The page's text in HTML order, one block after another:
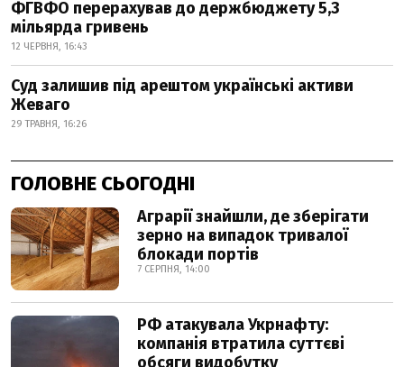
ФГВФО перерахував до держбюджету 5,3
мільярда гривень
12 ЧЕРВНЯ, 16:43
Суд залишив під арештом українські активи
Жеваго
29 ТРАВНЯ, 16:26
ГОЛОВНЕ СЬОГОДНІ
Аграрії знайшли, де зберігати
зерно на випадок тривалої
блокади портів
7 СЕРПНЯ, 14:00
РФ атакувала Укрнафту:
компанія втратила суттєві
обсяги видобутку